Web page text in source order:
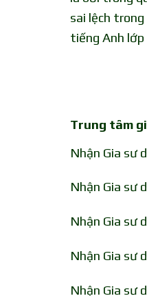
sai lệch
tiếng Anh
Trung tâm
Nhận Gia sư
Nhận Gia sư
Nhận Gia sư
Nhận Gia sư
Nhận Gia sư